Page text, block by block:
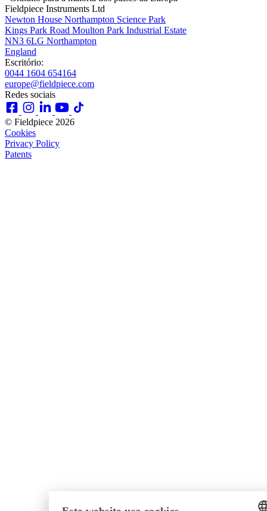
Fieldpiece Instruments Ltd
Newton House Northampton Science Park
Kings Park Road Moulton Park Industrial Estate
NN3 6LG Northampton
England
Escritório:
0044 1604 654164
europe@fieldpiece.com
Redes sociais
© Fieldpiece 2026
Cookies
Privacy Policy
Patents